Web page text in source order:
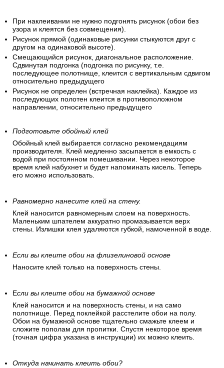
При наклеивании не нужно подгонять рисунок (обои без
узора и клеятся без совмещения).
Рисунок прямой (одинаковые рисунки стыкуются друг с
другом на одинаковой высоте).
Смещающийся рисунок, диагональное расположение.
Сдвинутая подгонка (подгонка по рисунку, т.е.
последующее полотнище, клеится с вертикальным сдвигом
относительно предыдущего
Рисунок не определен (встречная наклейка). Каждое из
последующих полотен клеится в противоположном
направлении, относительно предыдущего
Подготовьте обойный клей
Обойный клей выбирается согласно рекомендациям
производителя. Клей медленно засыпается в емкость с
водой при постоянном помешивании. Через некоторое
время клей набухнет и будет напоминать кисель. Теперь
его можно использовать.
Равномерно нанесите клей на стену.
Клей наносится равномерным слоем на поверхность.
Маленьким шпателем аккуратно промазывается верх
стены. Излишки клея удаляются губкой, намоченной в воде.
Если вы клеите обои на флизелиновой основе
Наносите клей только на поверхность стены.
Если вы клеите обои на бумажной основе
Клей наносится и на поверхность стены, и на само
полотнище. Перед поклейкой расстелите обои на полу.
Обои на бумажной основе тщательно смажьте клеем и
сложите пополам для пропитки. Спустя некоторое время
(точная цифра указана в инструкции) их можно клеить.
Откуда начинать клеить обои?